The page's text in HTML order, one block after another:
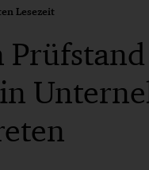
Lesezeit